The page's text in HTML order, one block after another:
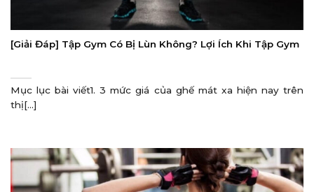
[Giải Đáp] Tập Gym Có Bị Lùn Không? Lợi Ích Khi Tập Gym
Mục lục bài viết1. 3 mức giá của ghế mát xa hiện nay trên
thị[...]